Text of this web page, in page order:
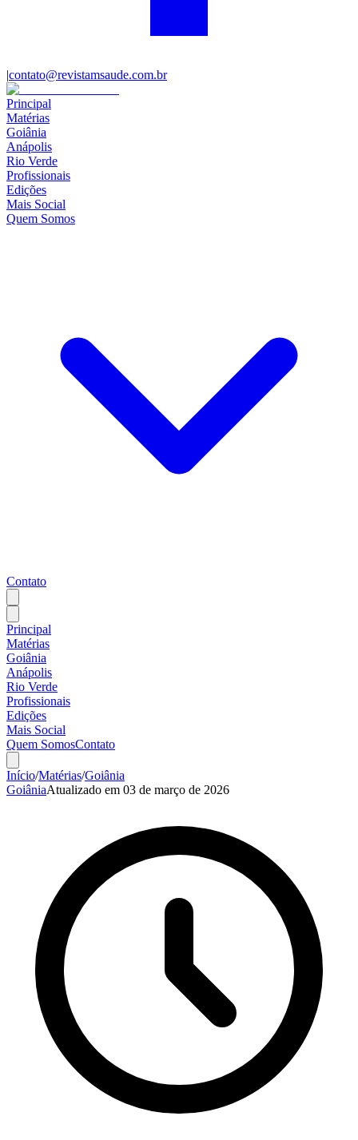
|contato@revistamsaude.com.br
Principal
Matérias
Goiânia
Anápolis
Rio Verde
Profissionais
Edições
Mais Social
Quem Somos
Contato
Principal
Matérias
Goiânia
Anápolis
Rio Verde
Profissionais
Edições
Mais Social
Quem SomosContato
Início/Matérias/Goiânia
GoiâniaAtualizado em 03 de março de 2026